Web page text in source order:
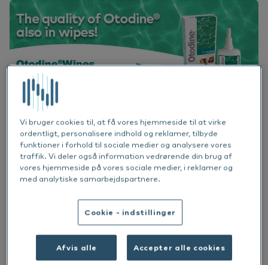
Nextview portal
DA
Norsk
Svenska
Share article
Otodine er nu tilgængelig i et nyt format…
wipes!
Otodine® Wipes indeholder samme formel og
Vi bruger cookies til, at få vores hjemmeside til at virke
ordentligt, personalisere indhold og reklamer, tilbyde
funktioner i forhold til sociale medier og analysere vores
traffik. Vi deler også information vedrørende din brug af
vores hjemmeside på vores sociale medier, i reklamer og
med analytiske samarbejdspartnere.
Cookie - indstillinger
Afvis alle Accepter alle cookies